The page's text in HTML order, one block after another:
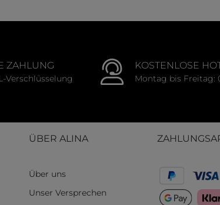
ZAHLUNG
Verschlüsselung
KOSTENLOSE
Montag bis Freitag:
ÜBER ALINA
Über uns
Unser Versprechen